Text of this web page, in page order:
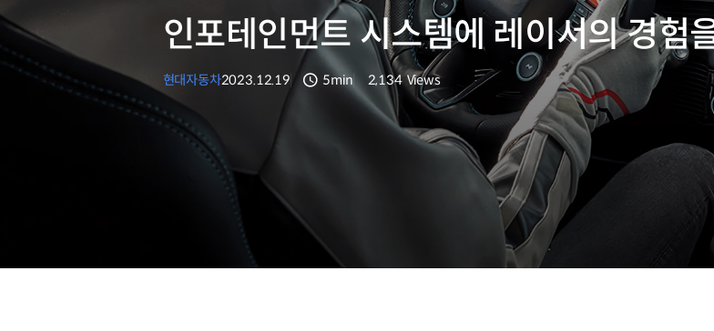
인포테인먼트 시스템에 레이서의 경험
현대자동차2023.12.19
분량
5min
조회수
2,134 Views